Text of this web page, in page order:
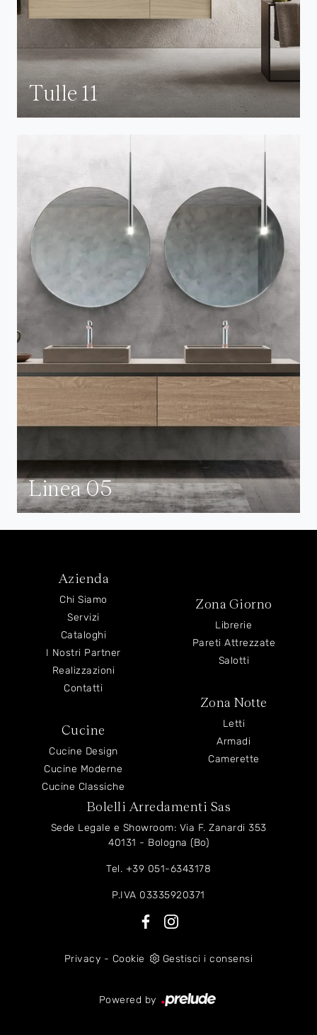
Tulle 11
Linea 05
Azienda
Chi Siamo
Servizi
Cataloghi
I Nostri Partner
Realizzazioni
Contatti
Cucine
Cucine Design
Cucine Moderne
Cucine Classiche
Zona Giorno
Librerie
Pareti Attrezzate
Salotti
Zona Notte
Letti
Armadi
Camerette
Bolelli Arredamenti Sas
Sede Legale e Showroom: Via F. Zanardi 353
40131 - Bologna (Bo)
Tel. +39 051-6343178
P.IVA 03335920371
Privacy - Cookie Gestisci i consensi
Powered by